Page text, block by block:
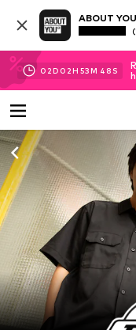
ABOUT
02D 02H 53M 47 S